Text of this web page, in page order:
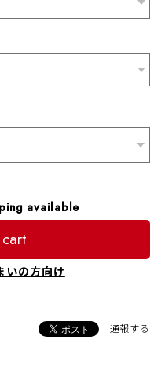
available
いの方向け
通報する